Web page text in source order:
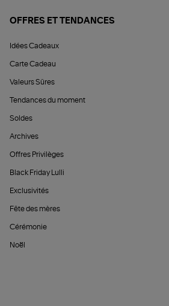
OFFRES ET TENDANCES
Idées Cadeaux
Carte Cadeau
Valeurs Sûres
Tendances du moment
Soldes
Archives
Offres Privilèges
Black Friday Lulli
Exclusivités
Fête des mères
Cérémonie
Noël